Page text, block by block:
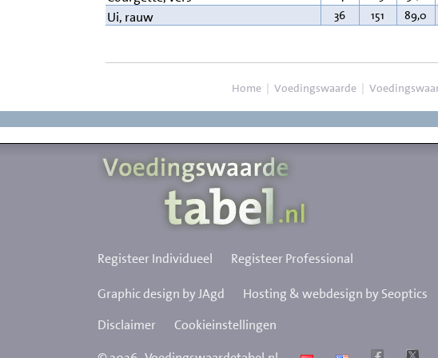
Ui, rauw 36 151 89,0
Home | Voedingswaarde |
Registeer Individueel Registeer Professional
Graphic design by JAgd Hosting & webdesign by Seoptics
Disclaimer
Cookieinstellingen